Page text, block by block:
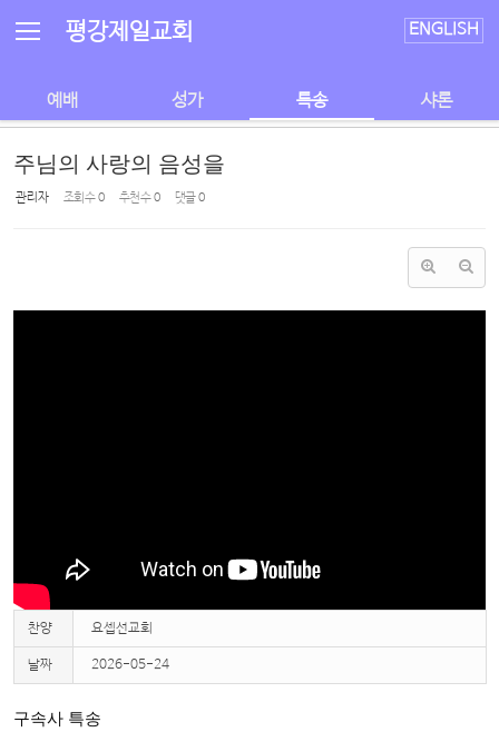
평강제일교회 ENGLISH
예배 성가 특송 샤론
주님의 사랑의 음성을
관리자 조회 수0 추천 수0 댓글0
찬양 요셉선교회
날짜 2026-05-24
구속사 특송